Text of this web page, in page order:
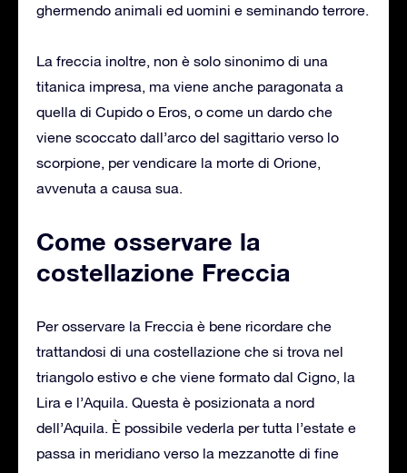
ghermendo animali ed uomini e seminando terrore.
La freccia inoltre, non è solo sinonimo di una
titanica impresa, ma viene anche paragonata a
quella di Cupido o Eros, o come un dardo che
viene scoccato dall’arco del sagittario verso lo
scorpione, per vendicare la morte di Orione,
avvenuta a causa sua.
Come osservare la
costellazione Freccia
Per osservare la Freccia è bene ricordare che
trattandosi di una costellazione che si trova nel
triangolo estivo e che viene formato dal Cigno, la
Lira e l’Aquila. Questa è posizionata a nord
dell’Aquila. È possibile vederla per tutta l’estate e
passa in meridiano verso la mezzanotte di fine